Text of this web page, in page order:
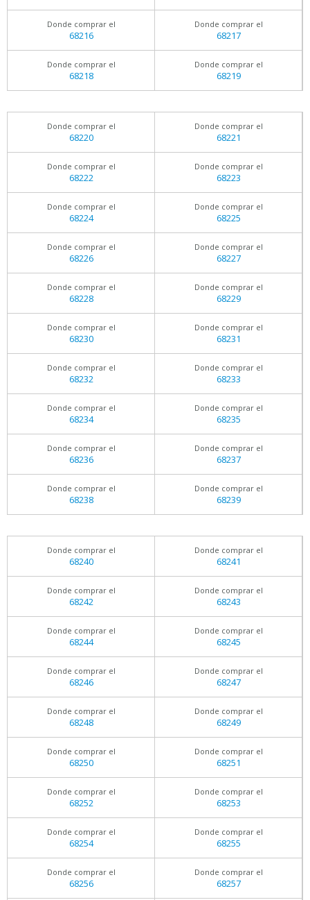
Donde comprar el
68216
Donde comprar el
68217
Donde comprar el
68218
Donde comprar el
68219
Donde comprar el
68220
Donde comprar el
68221
Donde comprar el
68222
Donde comprar el
68223
Donde comprar el
68224
Donde comprar el
68225
Donde comprar el
68226
Donde comprar el
68227
Donde comprar el
68228
Donde comprar el
68229
Donde comprar el
68230
Donde comprar el
68231
Donde comprar el
68232
Donde comprar el
68233
Donde comprar el
68234
Donde comprar el
68235
Donde comprar el
68236
Donde comprar el
68237
Donde comprar el
68238
Donde comprar el
68239
Donde comprar el
68240
Donde comprar el
68241
Donde comprar el
68242
Donde comprar el
68243
Donde comprar el
68244
Donde comprar el
68245
Donde comprar el
68246
Donde comprar el
68247
Donde comprar el
68248
Donde comprar el
68249
Donde comprar el
68250
Donde comprar el
68251
Donde comprar el
68252
Donde comprar el
68253
Donde comprar el
68254
Donde comprar el
68255
Donde comprar el
68256
Donde comprar el
68257